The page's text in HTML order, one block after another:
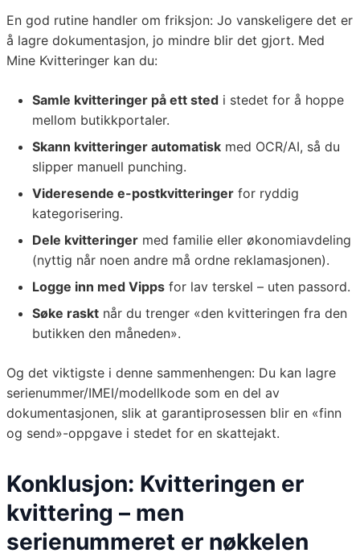
En god rutine handler om friksjon: Jo vanskeligere det er
å lagre dokumentasjon, jo mindre blir det gjort. Med
Mine Kvitteringer kan du:
Samle kvitteringer på ett sted i stedet for å hoppe
mellom butikkportaler.
Skann kvitteringer automatisk med OCR/AI, så du
slipper manuell punching.
Videresende e-postkvitteringer for ryddig
kategorisering.
Dele kvitteringer med familie eller økonomiavdeling
(nyttig når noen andre må ordne reklamasjonen).
Logge inn med Vipps for lav terskel – uten passord.
Søke raskt når du trenger «den kvitteringen fra den
butikken den måneden».
Og det viktigste i denne sammenhengen: Du kan lagre
serienummer/IMEI/modellkode som en del av
dokumentasjonen, slik at garantiprosessen blir en «finn
og send»-oppgave i stedet for en skattejakt.
Konklusjon: Kvitteringen er
kvittering – men
serienummeret er nøkkelen